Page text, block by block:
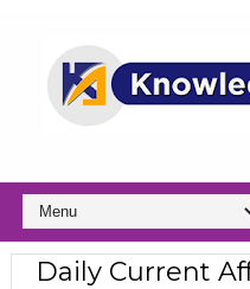
Daily Current